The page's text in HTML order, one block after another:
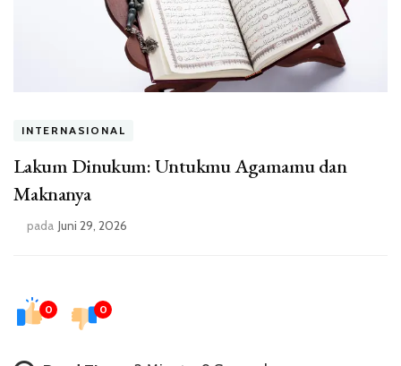
INTERNASIONAL
Lakum Dinukum: Untukmu Agamamu dan
Maknanya
pada Juni 29, 2026
0 0